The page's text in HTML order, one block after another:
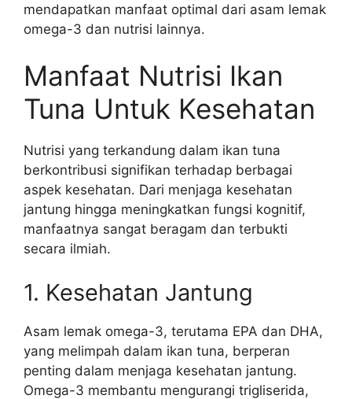
mendapatkan manfaat optimal dari asam lemak
omega-3 dan nutrisi lainnya.
Manfaat Nutrisi Ikan
Tuna Untuk Kesehatan
Nutrisi yang terkandung dalam ikan tuna
berkontribusi signifikan terhadap berbagai
aspek kesehatan. Dari menjaga kesehatan
jantung hingga meningkatkan fungsi kognitif,
manfaatnya sangat beragam dan terbukti
secara ilmiah.
1. Kesehatan Jantung
Asam lemak omega-3, terutama EPA dan DHA,
yang melimpah dalam ikan tuna, berperan
penting dalam menjaga kesehatan jantung.
Omega-3 membantu mengurangi trigliserida,